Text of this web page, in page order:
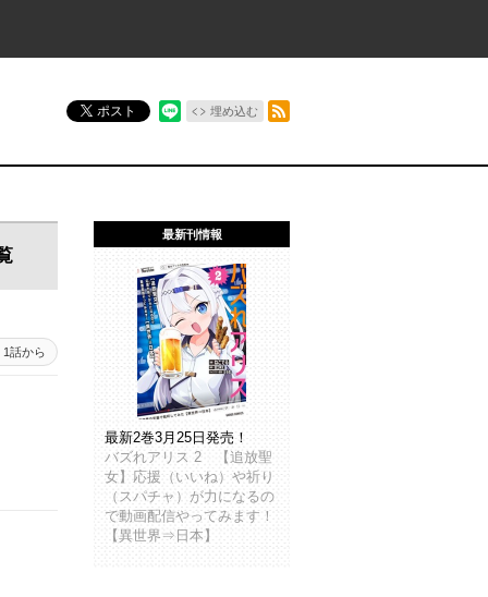
ポスト 埋め込む
1話から
最新刊情報
最新2巻3月25日発売！
バズれアリス 2 【追放聖
女】応援（いいね）や祈り
（スパチャ）が力になるの
で動画配信やってみます！
【異世界⇒日本】